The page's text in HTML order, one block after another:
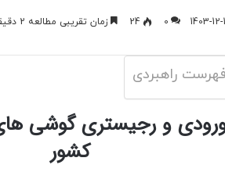
1403-12-
0
24 زمان تقریبی مطالعه 2 دقیقه
فهرست راهبردی
و رجیستری گوشی
کشور